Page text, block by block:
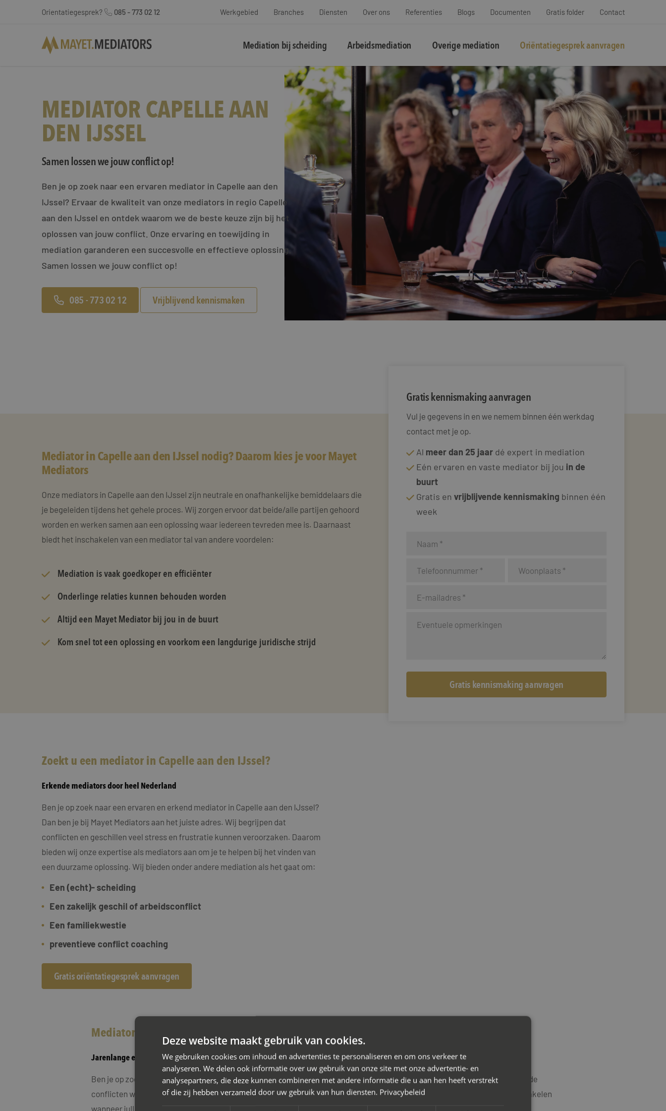
Orientatiegesprek? 085 - 773 02 12 Werkgebied Branches Diensten Over ons Referenties Blogs Documenten Gratis folder Contact
Mediation bij scheiding Arbeidsmediation Overige mediation Oriëntatiegesprek aanvragen
MEDIATOR CAPELLE AAN
DEN IJSSEL
Samen lossen we jouw conflict op!
Ben je op zoek naar een ervaren mediator in Capelle aan den
IJssel? Ervaar de kwaliteit van onze mediators in regio Capelle
aan den IJssel en ontdek waarom we de beste keuze zijn bij het
oplossen van jouw conflict. Onze ervaring en toewijding in
mediation garanderen een succesvolle en effectieve oplossing.
Samen lossen we jouw conflict op!
085 - 773 02 12 Vrijblijvend kennismaken
Mediator in Capelle aan den IJssel nodig? Daarom kies je voor Mayet
Mediators
Onze mediators in Capelle aan den IJssel zijn neutrale en onafhankelijke bemiddelaars die
je begeleiden tijdens het gehele proces. Wij zorgen ervoor dat beide/alle partijen gehoord
worden en werken samen aan een oplossing waar iedereen tevreden mee is. Daarnaast
biedt het inschakelen van een mediator tal van andere voordelen:
Mediation is vaak goedkoper en efficiënter
Onderlinge relaties kunnen behouden worden
Altijd een Mayet Mediator bij jou in de buurt
Kom snel tot een oplossing en voorkom een langdurige juridische strijd
Gratis kennismaking aanvragen
Vul je gegevens in en we nemem binnen één werkdag
contact met je op.
Al meer dan 25 jaar dé expert in mediation
Eén ervaren en vaste mediator bij jou in de
buurt
Gratis envrijblijvende kennismaking binnen één
week
Zoekt u een mediator in Capelle aan den IJssel?
Erkende mediators door heel Nederland
Ben je op zoek naar een ervaren en erkend mediator in Capelle aan den IJssel?
Dan ben je bij Mayet Mediators aan het juiste adres. Wij begrijpen dat
conflicten en geschillen veel stress en frustratie kunnen veroorzaken. Daarom
bieden wij onze expertise als mediators aan om je te helpen bij het vinden van
een duurzame oplossing. Wij bieden onder andere mediation als het gaat om:
Een (echt)- scheiding
Een zakelijk geschil of arbeidsconflict
Een familiekwestie
preventieve conflict coaching
Gratis oriëntatiegesprek aanvragen
Mediator Capelle aan den IJssel bij een scheiding
Jarenlange ervaring in scheidingsmediation
Ben je op zoek naar een oplossing voor je scheiding in Capelle aan den IJssel waarbij je de kosten wilt beheersen en oplopende
conflicten wilt vermijden? Dan is scheidingsmediation de oplossing. Je doet er slim aan eenmediator bij scheiding
in te schakelen
wanneer jullie:
Deze website maakt gebruik van cookies.
We gebruiken cookies om inhoud en advertenties te personaliseren en om ons verkeer te
analyseren. We delen ook informatie over uw gebruik van onze site met onze advertentie- en
analysepartners, die deze kunnen combineren met andere informatie die u aan hen heeft verstrekt
of die zij hebben verzameld door uw gebruik van hun diensten. Privacybeleid